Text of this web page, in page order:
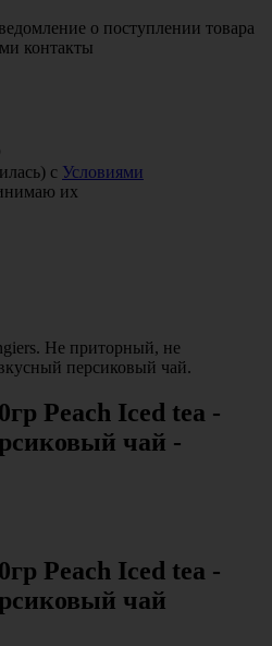
о поступлении товара
контакты
с Условиями
их
Не приторный, не
персиковый чай.
Peach Iced tea -
чай -
Peach Iced tea -
чай